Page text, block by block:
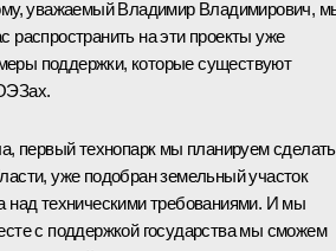
уважаемый Владимир Владимирович,
распространить на эти проекты уже
поддержки, которые существуют
первый технопарк мы планируем сделать
уже подобран земельный участок
над техническими требованиями. И мы
с поддержкой государства мы сможем